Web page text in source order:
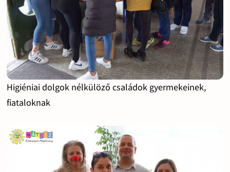
Higiéniai dolgok nélkülöző családok gyermekeinek,
fiataloknak